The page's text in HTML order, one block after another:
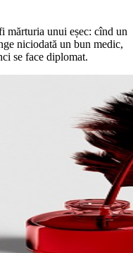
mărturia unui eșec: cînd un
niciodată un bun medic,
se face diplomat.